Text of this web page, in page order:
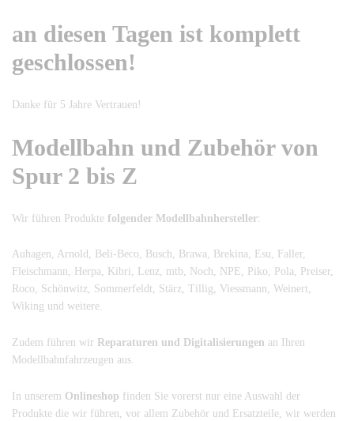
an diesen Tagen ist komplett
geschlossen!
Danke für 5 Jahre Vertrauen!
Modellbahn und Zubehör von
Spur 2 bis Z
Wir führen Produkte folgender Modellbahnhersteller:
Auhagen, Arnold, Beli-Beco, Busch, Brawa, Brekina, Esu, Faller,
Fleischmann, Herpa, Kibri, Lenz, mtb, Noch, NPE, Piko, Pola, Preiser,
Roco, Schönwitz, Sommerfeldt, Stärz, Tillig, Viessmann, Weinert,
Wiking und weitere.
Zudem führen wir Reparaturen und Digitalisierungen an Ihren
Modellbahnfahrzeugen aus.
In unserem Onlineshop finden Sie vorerst nur eine Auswahl der
Produkte die wir führen, vor allem Zubehör und Ersatzteile, wir werden